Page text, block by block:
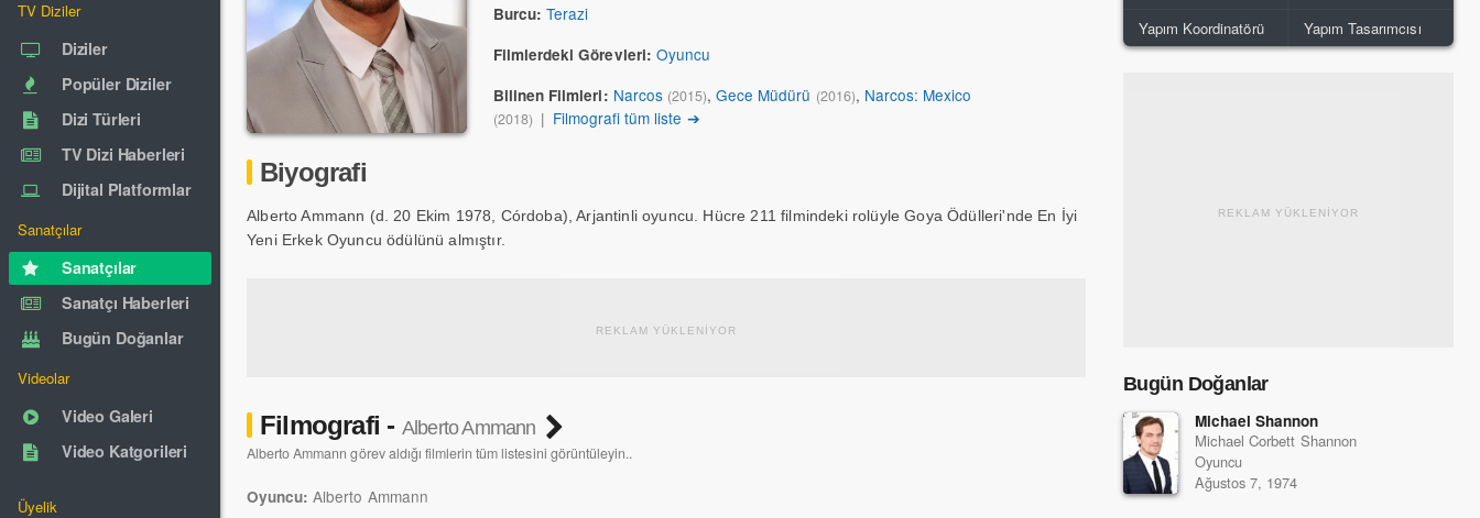
TV Diziler
Diziler
Popüler Diziler
Dizi Türleri
TV Dizi Haberleri
Dijital Platformlar
Sanatçılar
Sanatçılar
Sanatçı Haberleri
Bugün Doğanlar
Videolar
Video Galeri
Video Katgorileri
Üyelik
Burcu: Terazi
Filmlerdeki Görevleri: Oyuncu
Bilinen Filmleri: Narcos (2015),Gece Müdürü (2016), Narcos: Mexico
(2018) | Filmografi tüm liste ➔
Biyografi
Alberto Ammann (d. 20 Ekim 1978, Córdoba), Arjantinli oyuncu. Hücre 211 filmindeki rolüyle Goya Ödülleri'nde En İyi
Yeni Erkek Oyuncu ödülünü almıştır.
REKLAM YÜKLENİYOR
Filmografi - Alberto Ammann
Alberto Ammann görev aldığı filmlerin tüm listesini görüntüleyin..
Oyuncu: Alberto Ammann
Yapım Koordinatörü
Yapım Tasarımcısı
REKLAM YÜKLENİYOR
Bugün Doğanlar
Michael Shannon
Michael Corbett Shannon
Oyuncu
Ağustos 7, 1974